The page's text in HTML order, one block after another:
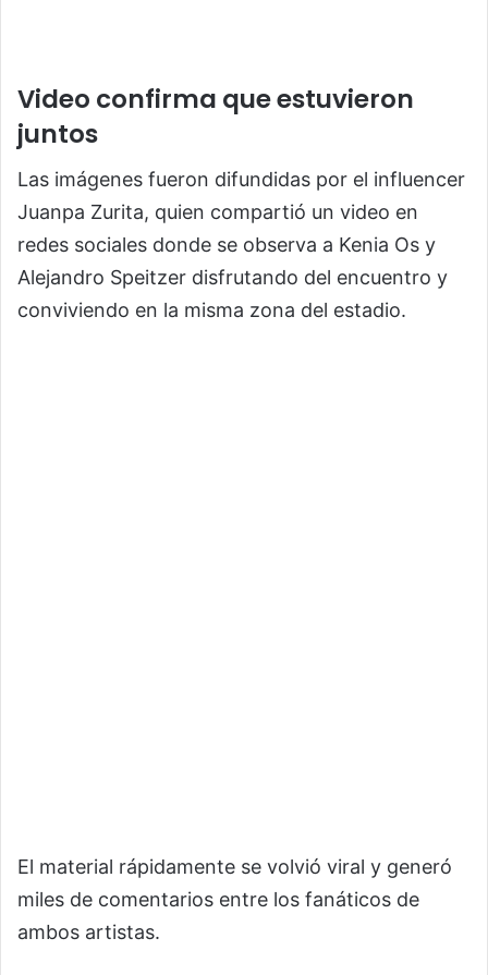
Video confirma que estuvieron
juntos
Las imágenes fueron difundidas por el influencer
Juanpa Zurita, quien compartió un video en
redes sociales donde se observa a Kenia Os y
Alejandro Speitzer disfrutando del encuentro y
conviviendo en la misma zona del estadio.
El material rápidamente se volvió viral y generó
miles de comentarios entre los fanáticos de
ambos artistas.